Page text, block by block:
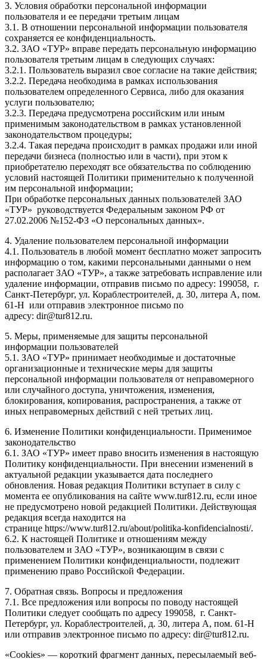
3. Условия обработки персональной информации
пользователя и ее передачи третьим лицам
3.1. В отношении персональной информации пользователя
сохраняется ее конфиденциальность.
3.2. ЗАО «ТУР» вправе передать персональную информацию
пользователя третьим лицам в следующих случаях:
3.2.1. Пользователь выразил свое согласие на такие действия;
3.2.2. Передача необходима в рамках использования
пользователем определенного Сервиса, либо для оказания
услуги пользователю;
3.2.3. Передача предусмотрена российским или иным
применимым законодательством в рамках установленной
законодательством процедуры;
3.2.4. Такая передача происходит в рамках продажи или иной
передачи бизнеса (полностью или в части), при этом к
приобретателю переходят все обязательства по соблюдению
условий настоящей Политики применительно к полученной
им персональной информации;
При обработке персональных данных пользователей ЗАО
«ТУР» руководствуется Федеральным законом РФ от
27.02.2006 №152-ФЗ «О персональных данных».
4. Удаление пользователем персональной информации
4.1. Пользователь в любой момент бесплатно может запросить
информацию о том, какими персональными данными о нем
располагает ЗАО «ТУР», а также затребовать исправление или
удаление информации, отправив письмо по адресу: 199058, г.
Санкт-Петербург, ул. Кораблестроителей, д. 30, литера А, пом.
61-Н или отправив электронное письмо по
адресу: dir@tur812.ru.
5. Меры, применяемые для защиты персональной
информации пользователей
5.1. ЗАО «ТУР» принимает необходимые и достаточные
организационные и технические меры для защиты
персональной информации пользователя от неправомерного
или случайного доступа, уничтожения, изменения,
блокирования, копирования, распространения, а также от
иных неправомерных действий с ней третьих лиц.
6. Изменение Политики конфиденциальности. Применимое
законодательство
6.1. ЗАО «ТУР» имеет право вносить изменения в настоящую
Политику конфиденциальности. При внесении изменений в
актуальной редакции указывается дата последнего
обновления. Новая редакция Политики вступает в силу с
момента ее опубликования на сайте www.tur812.ru, если иное
не предусмотрено новой редакцией Политики. Действующая
редакция всегда находится на
странице https://www.tur812.ru/about/politika-konfidencialnosti/.
6.2. К настоящей Политике и отношениям между
пользователем и ЗАО «ТУР», возникающим в связи с
применением Политики конфиденциальности, подлежит
применению право Российской Федерации.
7. Обратная связь. Вопросы и предложения
7.1. Все предложения или вопросы по поводу настоящей
Политики следует сообщать по адресу 199058, г. Санкт-
Петербург, ул. Кораблестроителей, д. 30, литера А, пом. 61-Н
или отправив электронное письмо по адресу: dir@tur812.ru.
«Cookies» — короткий фрагмент данных, пересылаемый веб-